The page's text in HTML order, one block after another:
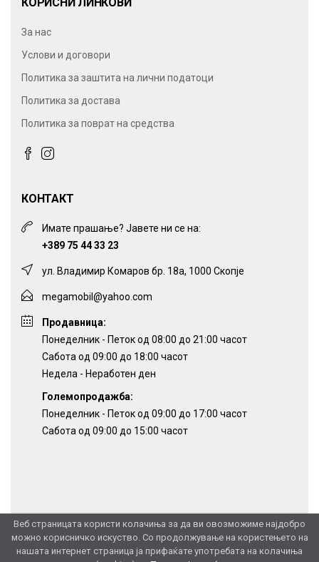
Веб страницата користи колачиња за да ви овозможиме најдобро
можно корисничко искуство. Со продолжување на користењето на
нашата интернет страница ја прифаќате употребата на колачиња
КОРИСНИ ЛИНКОВИ
За нас
Услови и договори
Политика за заштита на лични податоци
Политика за достава
Политика за поврат на средства
КОНТАКТ
Имате прашање? Јавете ни се на:
+389 75 44 33 23
ул. Владимир Комаров бр. 18а, 1000 Скопје
megamobil@yahoo.com
Продавница:
Понеделник - Петок од 08:00 до 21:00 часот
Сабота од 09:00 до 18:00 часот
Недела - Неработен ден
Големопродажба:
Понеделник - Петок од 09:00 до 17:00 часот
Сабота од 09:00 до 15:00 часот